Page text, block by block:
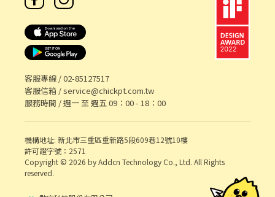
客服專線 /02-85127517
客服信箱 /service@chickpt.com.tw
服務時間 / 週一 至 週五 09：00 - 18：00
機構地址: 新北市三重區重新路5段609巷12號10樓
許可證字號：2571
Copyright © 2026 by Addcn Technology Co., Ltd. All Rights
reserved.